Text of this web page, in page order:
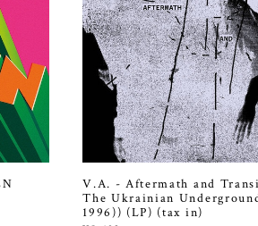
V.A. - Aftermath and
The Ukrainian
1996)) (LP) (tax in)